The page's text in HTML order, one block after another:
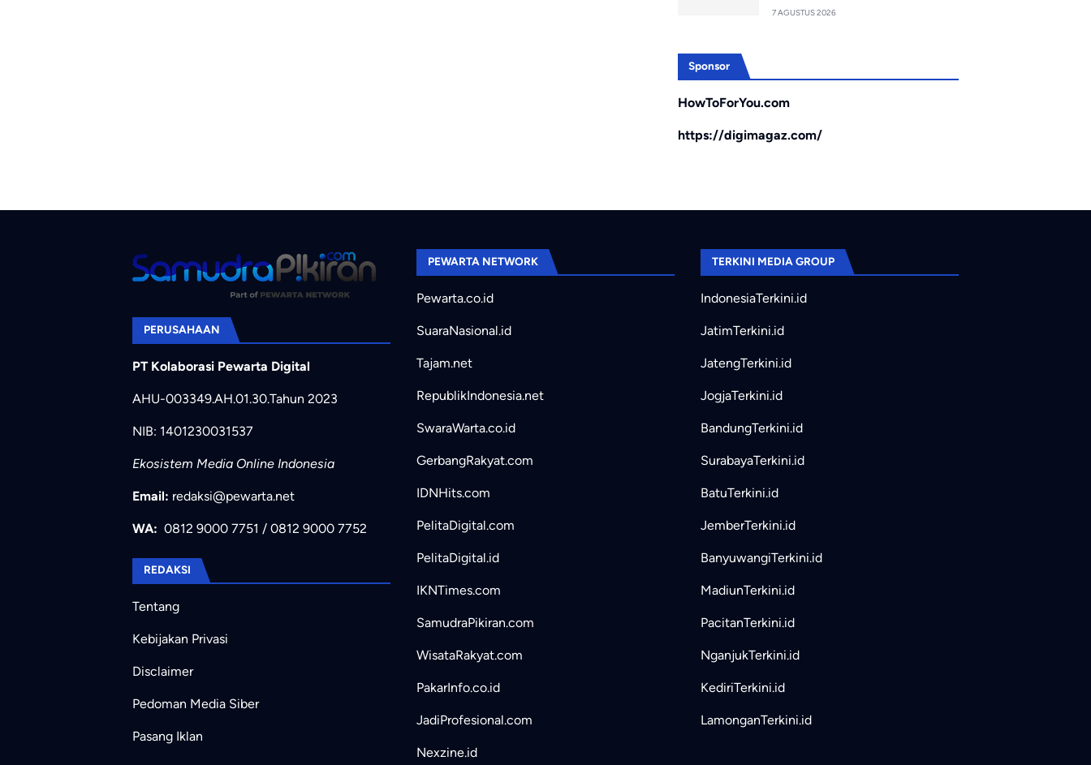
7 AGUSTUS 2026
Sponsor
HowToForYou.com
https://digimagaz.com/
PERUSAHAAN
PT Kolaborasi Pewarta Digital
AHU-003349.AH.01.30.Tahun 2023
NIB: 1401230031537
Ekosistem Media Online Indonesia
Email: redaksi@pewarta.net
WA: 0812 9000 7751 / 0812 9000 7752
REDAKSI
Tentang
Kebijakan Privasi
Disclaimer
Pedoman Media Siber
Pasang Iklan
PEWARTA NETWORK
Pewarta.co.id
SuaraNasional.id
Tajam.net
RepublikIndonesia.net
SwaraWarta.co.id
GerbangRakyat.com
IDNHits.com
PelitaDigital.com
PelitaDigital.id
IKNTimes.com
SamudraPikiran.com
WisataRakyat.com
PakarInfo.co.id
JadiProfesional.com
Nexzine.id
TERKINI MEDIA GROUP
IndonesiaTerkini.id
JatimTerkini.id
JatengTerkini.id
JogjaTerkini.id
BandungTerkini.id
SurabayaTerkini.id
BatuTerkini.id
JemberTerkini.id
BanyuwangiTerkini.id
MadiunTerkini.id
PacitanTerkini.id
NganjukTerkini.id
KediriTerkini.id
LamonganTerkini.id